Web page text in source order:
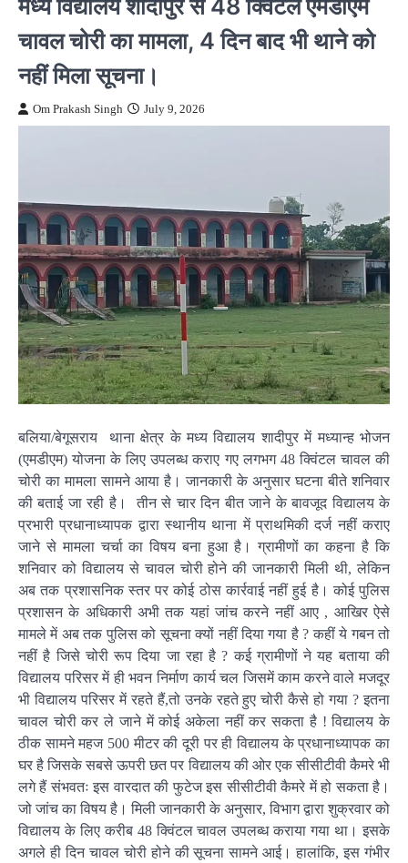
चावल चोरी का मामला, 4 दिन बाद भी थाने को
नहीं मिला सूचना।
Om Prakash Singh July 9, 2026
बलिया/बेगूसराय थाना क्षेत्र के मध्य विद्यालय शादीपुर में मध्यान्ह भोजन
(एमडीएम) योजना के लिए उपलब्ध कराए गए लगभग 48 क्विंटल चावल की
चोरी का मामला सामने आया है। जानकारी के अनुसार घटना बीते शनिवार
की बताई जा रही है। तीन से चार दिन बीत जाने के बावजूद विद्यालय के
प्रभारी प्रधानाध्यापक द्वारा स्थानीय थाना में प्राथमिकी दर्ज नहीं कराए
जाने से मामला चर्चा का विषय बना हुआ है। ग्रामीणों का कहना है कि
शनिवार को विद्यालय से चावल चोरी होने की जानकारी मिली थी, लेकिन
अब तक प्रशासनिक स्तर पर कोई ठोस कार्रवाई नहीं हुई है। कोई पुलिस
प्रशासन के अधिकारी अभी तक यहां जांच करने नहीं आए , आखिर ऐसे
मामले में अब तक पुलिस को सूचना क्यों नहीं दिया गया है ? कहीं ये गबन तो
नहीं है जिसे चोरी रूप दिया जा रहा है ? कई ग्रामीणों ने यह बताया की
विद्यालय परिसर में ही भवन निर्माण कार्य चल जिसमें काम करने वाले मजदूर
भी विद्यालय परिसर में रहते हैं,तो उनके रहते हुए चोरी कैसे हो गया ? इतना
चावल चोरी कर ले जाने में कोई अकेला नहीं कर सकता है ! विद्यालय के
ठीक सामने महज 500 मीटर की दूरी पर ही विद्यालय के प्रधानाध्यापक का
घर है जिसके सबसे ऊपरी छत पर विद्यालय की ओर एक सीसीटीवी कैमरे भी
लगे हैं संभवतः इस वारदात की फुटेज इस सीसीटीवी कैमरे में हो सकता है।
जो जांच का विषय है। मिली जानकारी के अनुसार, विभाग द्वारा शुक्रवार को
विद्यालय के लिए करीब 48 क्विंटल चावल उपलब्ध कराया गया था। इसके
अगले ही दिन चावल चोरी होने की सूचना सामने आई। हालांकि, इस गंभीर